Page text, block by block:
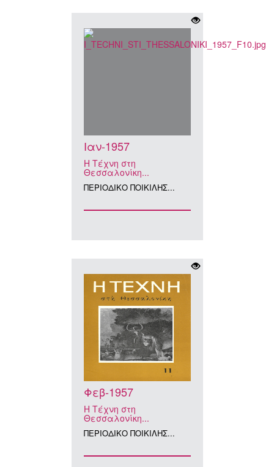
Ιαν-1957
Η Τέχνη στη
Θεσσαλονίκη...
ΠΕΡΙΟΔΙΚΟ ΠΟΙΚΙΛΗΣ...
Φεβ-1957
Η Τέχνη στη
Θεσσαλονίκη...
ΠΕΡΙΟΔΙΚΟ ΠΟΙΚΙΛΗΣ...